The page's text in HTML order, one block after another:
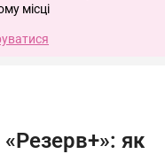
місці
як